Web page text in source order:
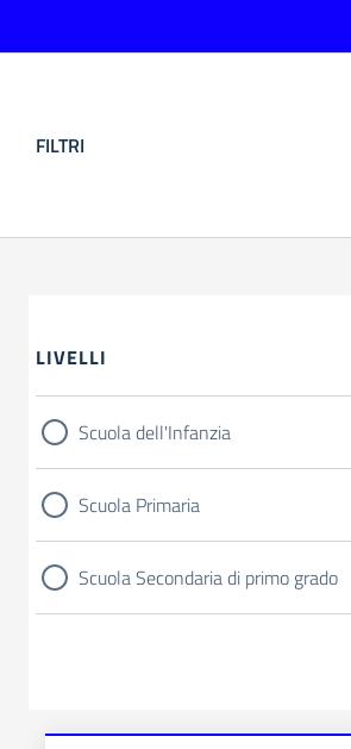
FILTRI
LIVELLI
Scuola dell'Infanzia
Scuola Primaria
Scuola Secondaria di primo grado